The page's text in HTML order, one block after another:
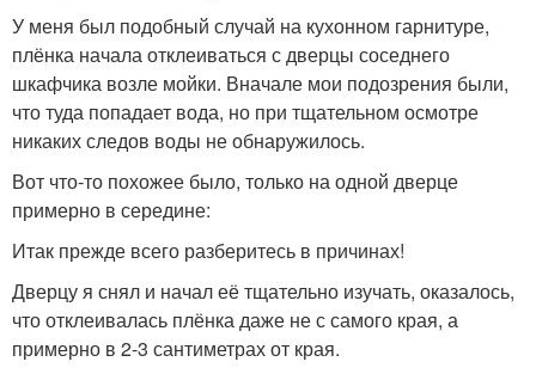
У меня был подобный случай на кухонном гарнитуре,
плёнка начала отклеиваться с дверцы соседнего
шкафчика возле мойки. Вначале мои подозрения были,
что туда попадает вода, но при тщательном осмотре
никаких следов воды не обнаружилось.
Вот что-то похожее было, только на одной дверце
примерно в середине:
Итак прежде всего разберитесь в причинах!
Дверцу я снял и начал её тщательно изучать, оказалось,
что отклеивалась плёнка даже не с самого края, а
примерно в 2-3 сантиметрах от края.